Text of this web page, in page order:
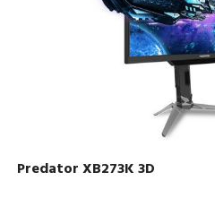
Predator XB273K 3D